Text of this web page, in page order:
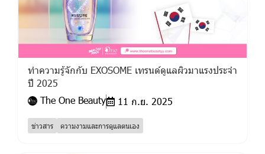
ทำความรู้จักกับ EXOSOME เทรนด์ดูแลผิวมาแรงประจำ
ปี 2025
The One Beauty
11 ก.ย. 2025
ข่าวสาร ความงามและการดูแลตนเอง